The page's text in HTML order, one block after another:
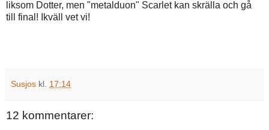
liksom Dotter, men "metalduon" Scarlet kan skrälla och gå
till final! Ikväll vet vi!
Susjos kl. 17:14
12 kommentarer: